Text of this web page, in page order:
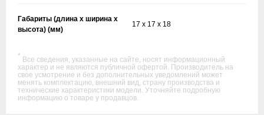
Габариты (длина х ширина х
высота) (мм)
17 x 17 x 18
* Все сведения, указанные на сайте, носят информационный
характер и не являются публичной офертой. Производитель на
свое усмотрение и без дополнительных уведомлений может
менять комплектацию, внешний вид, страну производства и
технические характеристики модели. Уточняйте подробную
информацию о товаре у продавцов.